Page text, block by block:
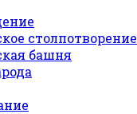
столпотворение
башня